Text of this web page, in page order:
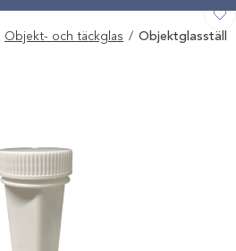
Objekt- och täckglas / Objektglasställ